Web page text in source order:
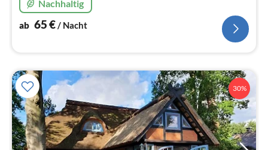
perfekt genutzt.
Nachhaltig
ab 65€/ Nacht
30%